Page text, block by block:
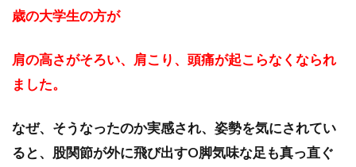
歳の大学生の方が
肩の高さがそろい、肩こり、頭痛が起こらなくなられ
ました。
なぜ、そうなったのか実感され、姿勢を気にされてい
ると、股関節が外に飛び出すO脚気味な足も真っ直ぐ